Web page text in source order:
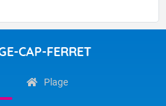
CAP-FERRET
Plage